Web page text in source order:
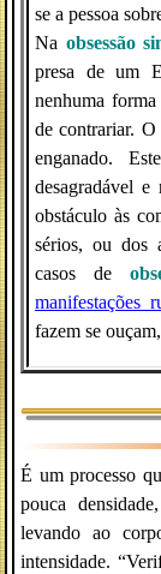
se a pessoa
Na obsessão
presa de um
nenhuma
de contrariar. O
enganado.
desagradável
obstáculo às
sérios, ou dos
casos de
fazem se
É um processo
pouca
levando ao
intensidade.